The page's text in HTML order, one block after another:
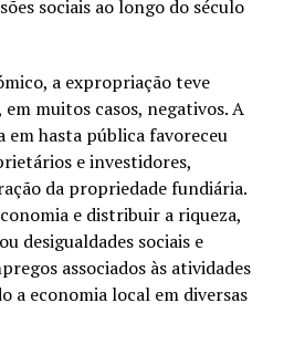
sociais ao longo do século
a expropriação teve
muitos casos, negativos. A
em hasta pública favoreceu
e investidores,
da propriedade fundiária.
e distribuir a riqueza,
desigualdades sociais e
associados às atividades
a economia local em diversas